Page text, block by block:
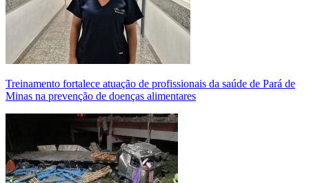
Treinamento fortalece atuação de profissionais da saúde de Pará de
Minas na prevenção de doenças alimentares